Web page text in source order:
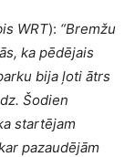
WRT): “Bremžu
ka pēdējais
bija ļoti ātrs
Šodien
startējam
pazaudējām